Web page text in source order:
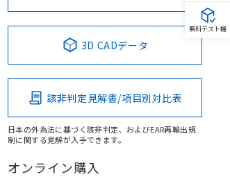
3D CADデータ
該非判定見解書/項目別対比表
日本の外為法に基づく該非判定、およびEAR再輸出規
制に関する見解が入手できます。
オンライン購入
無料テスト機